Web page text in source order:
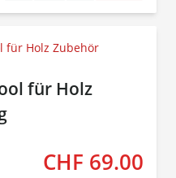
für Holz
CHF 69.00